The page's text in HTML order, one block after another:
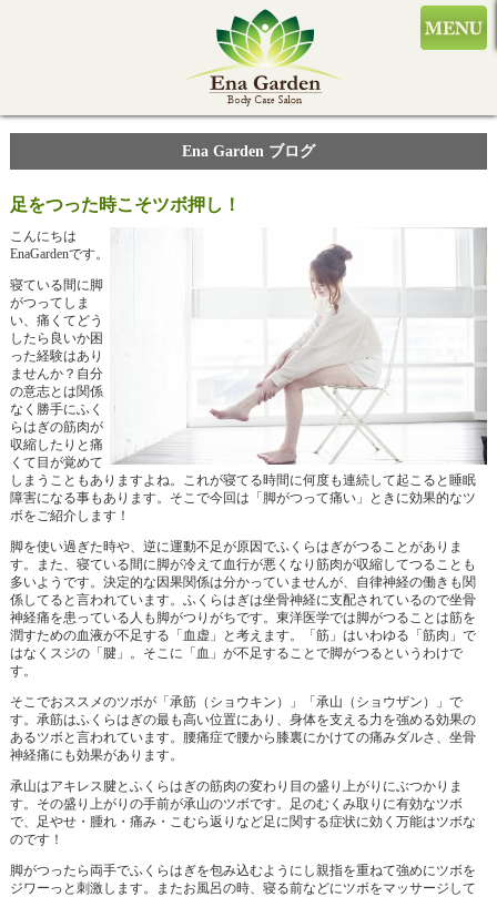
Ena Garden ブログ
足をつった時こそツボ押し！
こんにちは
EnaGardenです。
寝ている間に脚
がつってしま
い、痛くてどう
したら良いか困
った経験はあり
ませんか？自分
の意志とは関係
なく勝手にふく
らはぎの筋肉が
収縮したりと痛
くて目が覚めて
しまうこともありますよね。これが寝てる時間に何度も連続して起こると睡眠
障害になる事もあります。そこで今回は「脚がつって痛い」ときに効果的なツ
ボをご紹介します！
脚を使い過ぎた時や、逆に運動不足が原因でふくらはぎがつることがありま
す。また、寝ている間に脚が冷えて血行が悪くなり筋肉が収縮してつることも
多いようです。決定的な因果関係は分かっていませんが、自律神経の働きも関
係してると言われています。ふくらはぎは坐骨神経に支配されているので坐骨
神経痛を患っている人も脚がつりがちです。東洋医学では脚がつることは筋を
潤すための血液が不足する「血虚」と考えます。「筋」はいわゆる「筋肉」で
はなくスジの「腱」。そこに「血」が不足することで脚がつるというわけで
す。
そこでおススメのツボが「承筋（ショウキン）」「承山（ショウザン）」で
す。承筋はふくらはぎの最も高い位置にあり、身体を支える力を強める効果の
あるツボと言われています。腰痛症で腰から膝裏にかけての痛みダルさ、坐骨
神経痛にも効果があります。
承山はアキレス腱とふくらはぎの筋肉の変わり目の盛り上がりにぶつかりま
す。その盛り上がりの手前が承山のツボです。足のむくみ取りに有効なツボ
で、足やせ・腫れ・痛み・こむら返りなど足に関する症状に効く万能はツボな
のです！
脚がつったら両手でふくらはぎを包み込むようにし親指を重ねて強めにツボを
ジワーっと刺激します。またお風呂の時、寝る前などにツボをマッサージして